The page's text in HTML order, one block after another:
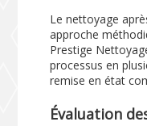
Le nettoyage
approche
Prestige
processus en
remise en état
Évaluation